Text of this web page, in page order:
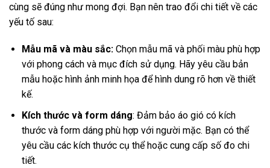
cùng sẽ đúng như mong đợi. Bạn nên trao đổi chi tiết về các
yếu tố sau:
Mẫu mã và màu sắc:Chọn mẫu mã và phối màu phù hợp
với phong cách và mục đích sử dụng. Hãy yêu cầu bản
mẫu hoặc hình ảnh minh họa để hình dung rõ hơn về thiết
kế.
Kích thước và form dáng: Đảm bảo áo gió có kích
thước và form dáng phù hợp với người mặc. Bạn có thể
yêu cầu các kích thước cụ thể hoặc cung cấp số đo chi
tiết.